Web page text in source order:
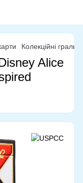
Колекційні
Alice